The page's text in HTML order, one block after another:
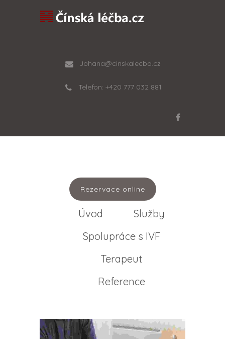
Johana@cinskalecba.cz
Telefon: +420 777 032 881
Rezervace online
Úvod
Služby
Spolupráce s IVF
Terapeut
Reference